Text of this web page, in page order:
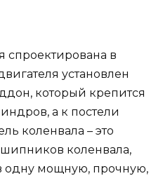
спроектирована в
установлен
который крепится
а к постели
коленвала – это
коленвала,
одну мощную, прочную,